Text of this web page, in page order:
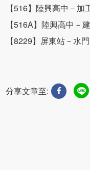
【516】陸興高中－
【516A】陸興高中－
【8229】屏東站－水
分享文章至: